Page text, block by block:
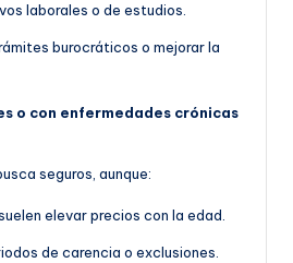
laborales o de estudios.
burocráticos o mejorar la
o con enfermedades crónicas
seguros, aunque:
elevar precios con la edad.
de carencia o exclusiones.